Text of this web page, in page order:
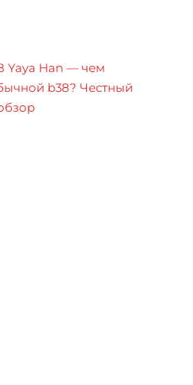
Yaya Han — чем
b38? Честный